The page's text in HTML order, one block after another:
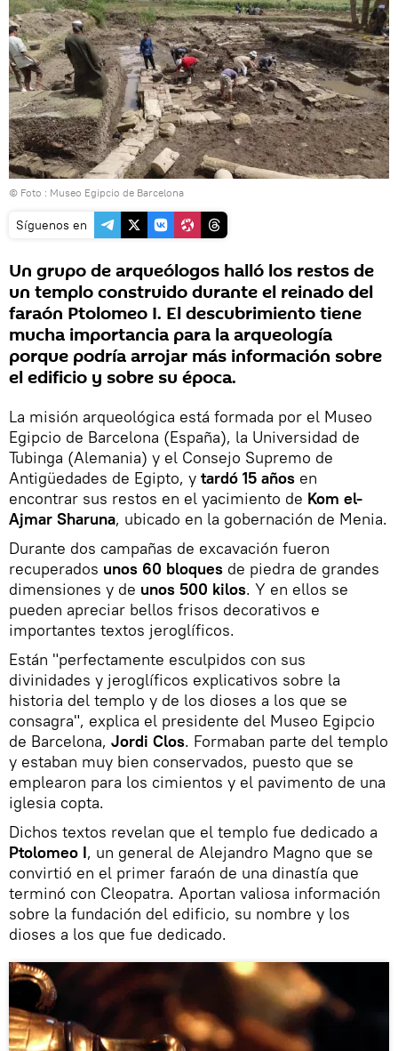
© Foto : Museo Egipcio de Barcelona
Síguenos en
Un grupo de arqueólogos halló los restos de
un templo construido durante el reinado del
faraón Ptolomeo I. El descubrimiento tiene
mucha importancia para la arqueología
porque podría arrojar más información sobre
el edificio y sobre su época.
La misión arqueológica está formada por el Museo
Egipcio de Barcelona (España), la Universidad de
Tubinga (Alemania) y el Consejo Supremo de
Antigüedades de Egipto, y tardó 15 años en
encontrar sus restos en el yacimiento de Kom el-
Ajmar Sharuna, ubicado en la gobernación de Menia.
Durante dos campañas de excavación fueron
recuperados unos 60 bloques de piedra de grandes
dimensiones y de unos 500 kilos. Y en ellos se
pueden apreciar bellos frisos decorativos e
importantes textos jeroglíficos.
Están "perfectamente esculpidos con sus
divinidades y jeroglíficos explicativos sobre la
historia del templo y de los dioses a los que se
consagra", explica el presidente del Museo Egipcio
de Barcelona, Jordi Clos. Formaban parte del templo
y estaban muy bien conservados, puesto que se
emplearon para los cimientos y el pavimento de una
iglesia copta.
Dichos textos revelan que el templo fue dedicado a
Ptolomeo I, un general de Alejandro Magno que se
convirtió en el primer faraón de una dinastía que
terminó con Cleopatra. Aportan valiosa información
sobre la fundación del edificio, su nombre y los
dioses a los que fue dedicado.